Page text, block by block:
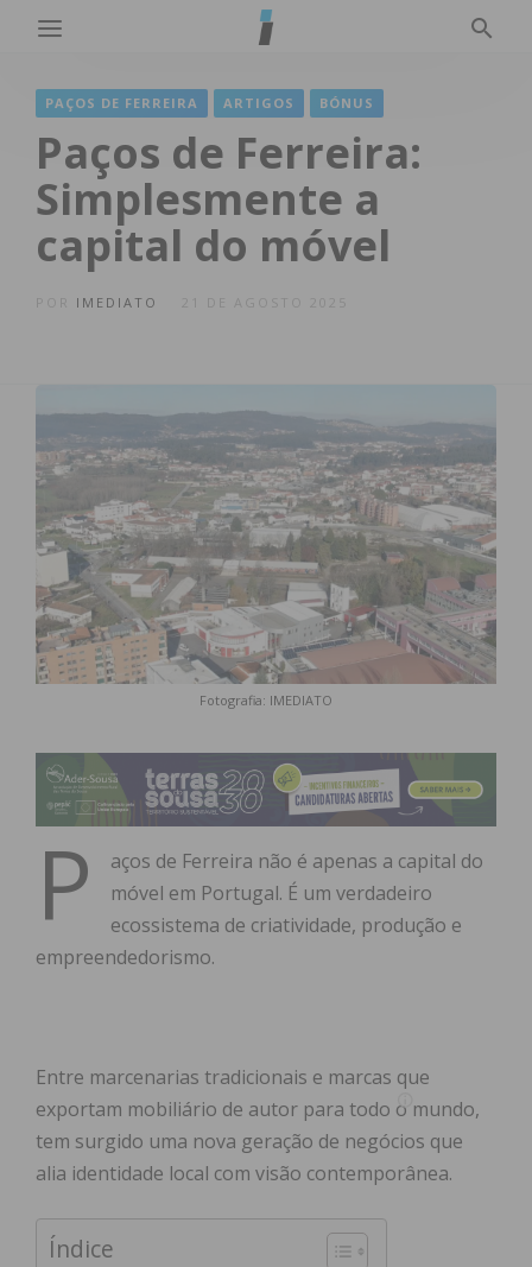
PAÇOS DE FERREIRA ARTIGOS BÓNUS
Paços de Ferreira:
Simplesmente a
capital do móvel
IMEDIATO 21 DE AGOSTO 2025
Fotografia: IMEDIATO
P
aços de Ferreira não é apenas a capital do
móvel em Portugal. É um verdadeiro
ecossistema de criatividade, produção e
empreendedorismo.
Entre marcenarias tradicionais e marcas que
exportam mobiliário de autor para todo o mundo,
tem surgido uma nova geração de negócios que
alia identidade local com visão contemporânea.
Índice